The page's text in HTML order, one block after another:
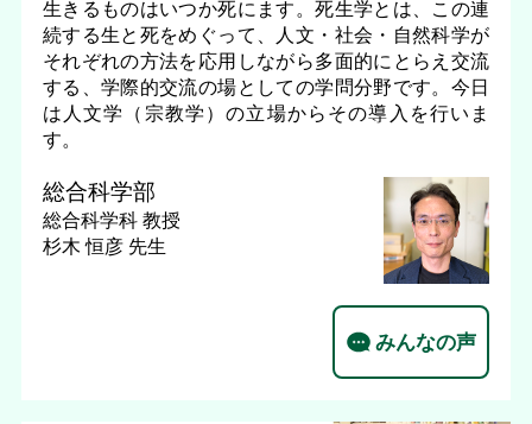
生きるものはいつか死にます。死生学とは、この連
続する生と死をめぐって、人文・社会・自然科学が
それぞれの方法を応用しながら多面的にとらえ交流
する、学際的交流の場としての学問分野です。今日
は人文学（宗教学）の立場からその導入を行いま
す。
総合科学部
総合科学科 教授
杉木 恒彦 先生
みんなの声